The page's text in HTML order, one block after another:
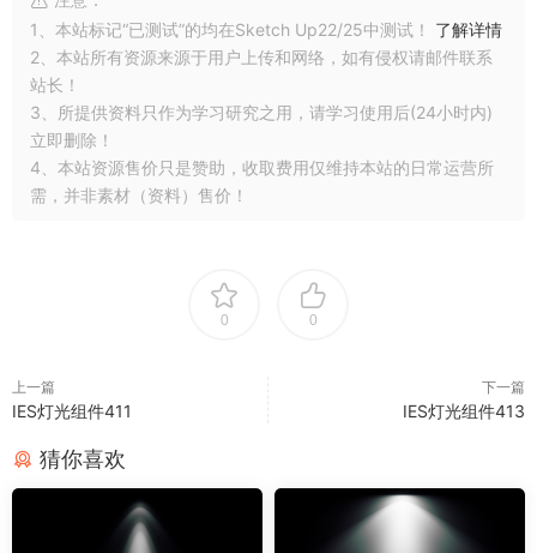
1、本站标记“已测试”的均在Sketch Up22/25中测试！ 了解详情
2、本站所有资源来源于用户上传和网络，如有侵权请邮件联系
站长！
3、所提供资料只作为学习研究之用，请学习使用后(24小时内)
立即删除！
4、本站资源售价只是赞助，收取费用仅维持本站的日常运营所
需，并非素材（资料）售价！
0 0
上一篇
IES灯光组件411
下一篇
IES灯光组件413
猜你喜欢